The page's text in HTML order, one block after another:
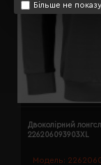
Більше не
Модель:
Двоколірний
226206093903XL